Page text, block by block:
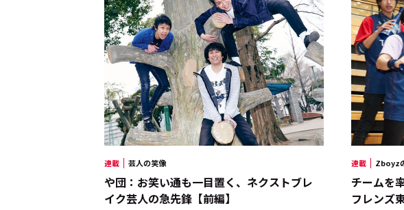
連載 芸人の笑像
や団：お笑い通も一目置く、ネクストブレ
イク芸人の急先鋒【前編】
連載 Zboyz
チームを
フレンズ